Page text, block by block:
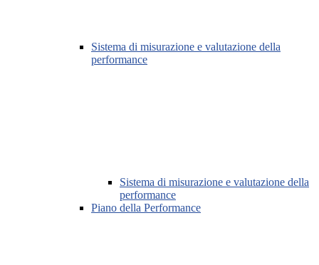
Sistema di misurazione e valutazione della
performance
Sistema di misurazione e valutazione della
performance
Piano della Performance